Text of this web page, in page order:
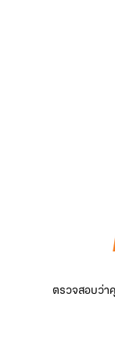
ตรวจสอบว่า